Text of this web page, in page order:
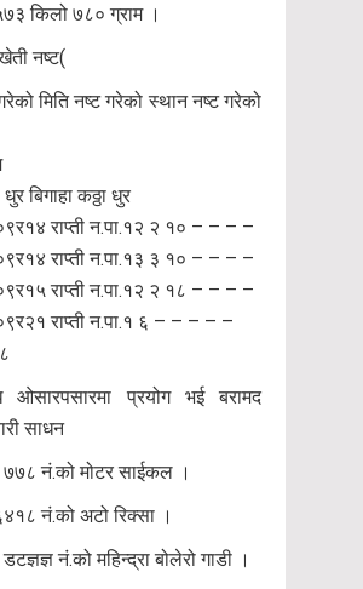
किलो ७८० ग्राम ।
नष्ट(
मिति नष्ट गरेको स्थान नष्ट गरेको
धुर बिगाहा कठ्ठा धुर
राप्ती न.पा.१२ २ १० – – – –
राप्ती न.पा.१३ ३ १० – – – –
राप्ती न.पा.१२ २ १८ – – – –
राप्ती न.पा.१ ६ – – – – –
प्रयोग भई बरामद
साधन
७७८ नं.को मोटर साईकल ।
नं.को अटो रिक्सा ।
नं.को महिन्द्रा बोलेरो गाडी ।